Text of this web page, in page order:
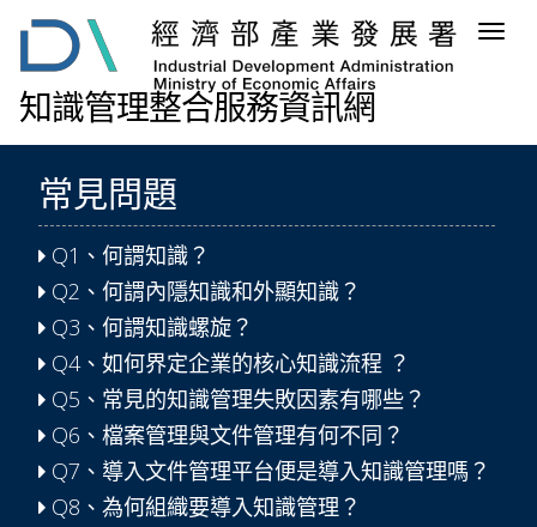
容
知識管理整合服務資訊網
常見問題
Q1、何謂知識？
Q2、何謂內隱知識和外顯知識？
Q3、何謂知識螺旋？
Q4、如何界定企業的核心知識流程 ？
Q5、常見的知識管理失敗因素有哪些？
Q6、檔案管理與文件管理有何不同？
Q7、導入文件管理平台便是導入知識管理嗎？
Q8、為何組織要導入知識管理？